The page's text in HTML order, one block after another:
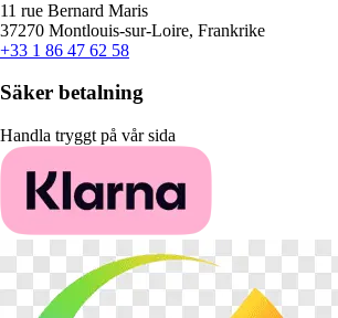
11 rue Bernard Maris
37270 Montlouis-sur-Loire, Frankrike
+33 1 86 47 62 58
Säker betalning
Handla tryggt på vår sida